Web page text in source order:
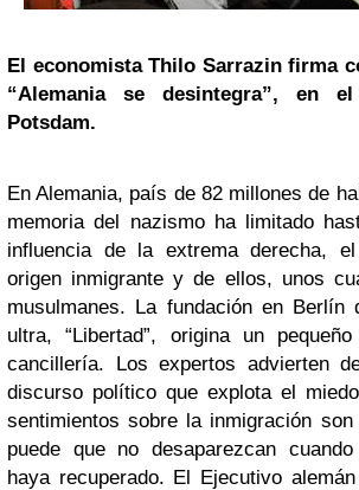
El economistaThilo Sarrazin firma
“Alemania se desintegra”, en
Potsdam.
En Alemania, país de 82 millones de
memoria del nazismo ha limitado
influencia de la extrema derecha,
origen inmigrante y de ellos, unos
musulmanes. La fundación en Berlín
ultra, “Libertad”, origina un
cancillería. Los expertos advierten
discurso político que explota el
sentimientos sobre la inmigración
puede que no desaparezcan
haya recuperado. El Ejecutivo